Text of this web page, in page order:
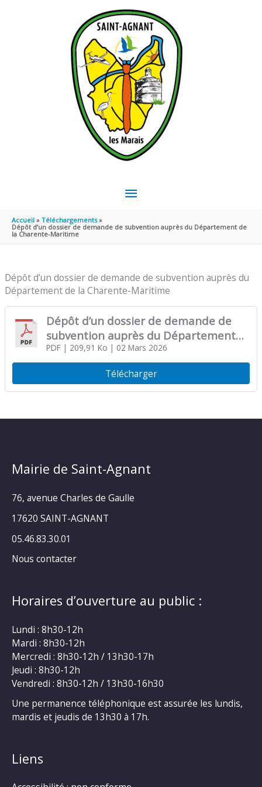
MENU
PRINCIPAL
Accueil
Téléchargements
Dépôt d’un dossier de demande de subvention auprès du Département de
la Charente-Maritime
Dépôt d’un dossier de demande de subvention auprès du
Département de la Charente-Maritime
Dépôt d’un dossier de demande de
subvention auprès du Département
de la Charente-Maritime
PDF| 209,91 Ko | 02 Mars 2026
Télécharger
Mairie de Saint-Agnant
76, avenue Charles de Gaulle
17620 SAINT-AGNANT
05.46.83.30.01
Nous contacter
Horaires d’ouverture au public :
Lundi : 8h30-12h
Mardi : 8h30-12h
Mercredi : 8h30-12h / 13h30-17h
Jeudi : 8h30-12h
Vendredi : 8h30-12h / 13h30-16h30
Une permanence téléphonique est assurée les lundis,
mardis et jeudis de 13h30 à 17h.
Liens